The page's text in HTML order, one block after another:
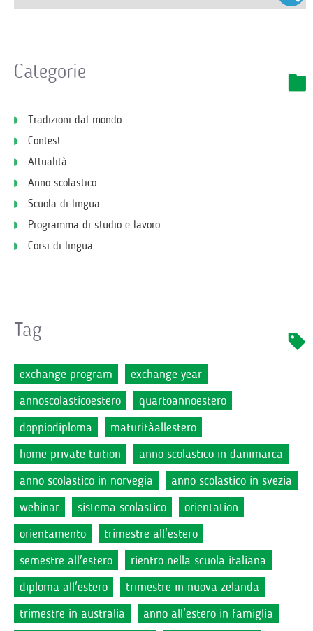
Categorie
Tradizioni dal mondo
Contest
Attualità
Anno scolastico
Scuola di lingua
Programma di studio e lavoro
Corsi di lingua
Tag
exchange program
exchange year
annoscolasticoestero
quartoannoestero
doppiodiploma
maturitàallestero
home private tuition
anno scolastico in danimarca
anno scolastico in norvegia
anno scolastico in svezia
webinar
sistema scolastico
orientation
orientamento
trimestre all'estero
semestre all'estero
rientro nella scuola italiana
diploma all'estero
trimestre in nuova zelanda
trimestre in australia
anno all'estero in famiglia